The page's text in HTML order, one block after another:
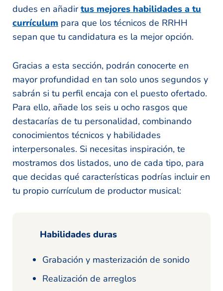
dudes en añadirtus mejores habilidades a tu
currículum para que los técnicos de RRHH
sepan que tu candidatura es la mejor opción.
Gracias a esta sección, podrán conocerte en
mayor profundidad en tan solo unos segundos y
sabrán si tu perfil encaja con el puesto ofertado.
Para ello, añade los seis u ocho rasgos que
destacarías de tu personalidad, combinando
conocimientos técnicos y habilidades
interpersonales. Si necesitas inspiración, te
mostramos dos listados, uno de cada tipo, para
que decidas qué características podrías incluir en
tu propio currículum de productor musical:
Habilidades duras
Grabación y masterización de sonido
Realización de arreglos